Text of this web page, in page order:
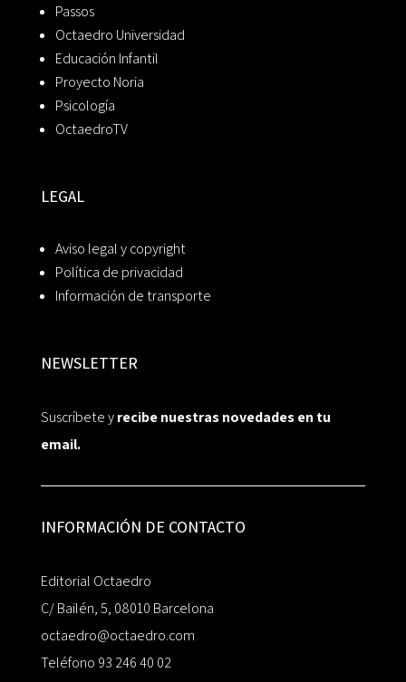
Passos
Octaedro Universidad
Educación Infantil
Proyecto Noria
Psicología
OctaedroTV
LEGAL
Aviso legal y copyright
Política de privacidad
Información de transporte
NEWSLETTER
Suscríbete yrecibe nuestras novedades en tu
email.
INFORMACIÓN DE CONTACTO
Editorial Octaedro
C/ Bailén, 5, 08010 Barcelona
octaedro@octaedro.com
Teléfono 93 246 40 02